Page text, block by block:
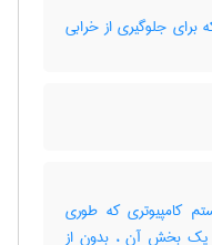
جلوگیری از خرابی
کامپیوتری که طوری
بخش آن ، بدون از